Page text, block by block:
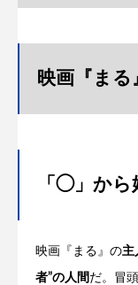
映画『ま
「◯」から
映画『まる』の主
者”の人間 だ。冒